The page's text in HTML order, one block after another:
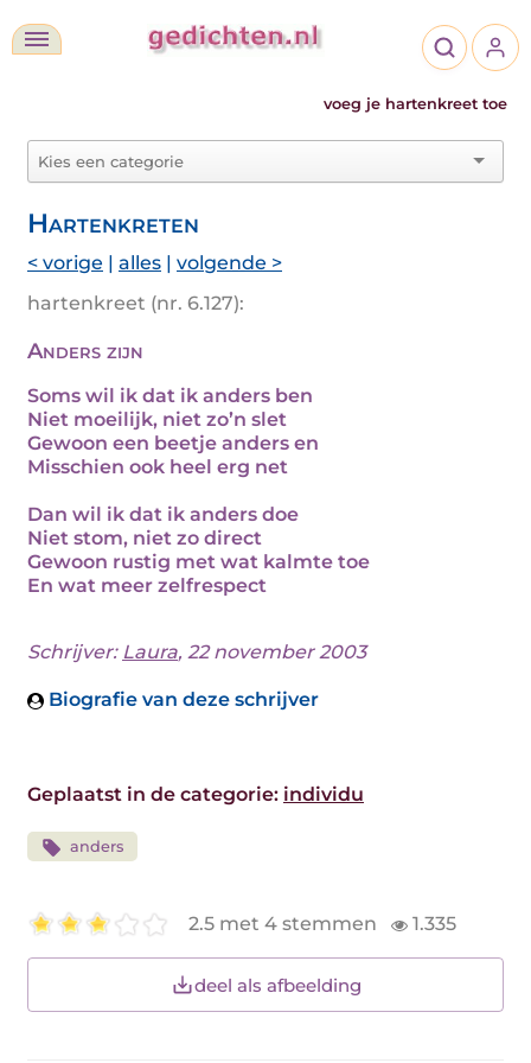
voeg je hartenkreet toe
Hartenkreten
< vorige | alles | volgende >
hartenkreet (nr. 6.127):
Anders zijn
Soms wil ik dat ik anders ben
Niet moeilijk, niet zo’n slet
Gewoon een beetje anders en
Misschien ook heel erg net
Dan wil ik dat ik anders doe
Niet stom, niet zo direct
Gewoon rustig met wat kalmte toe
En wat meer zelfrespect
Schrijver: Laura, 22 november 2003
Biografie van deze schrijver
Geplaatst in de categorie: individu
anders
2.5 met 4 stemmen 1.335
deel als afbeelding